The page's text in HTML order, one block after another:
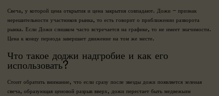
Свеча, у которой цена открытия и цена закрытия совпадают. Дожи – признак
нерешительности участников рынка, то есть говорит о приближении разворота
рынка. Если Дожи слишком часто встречается на графике, то не имеет значимости.
Цена к концу периода завершает движение на том же месте.
Что такое доджи надгробие и как его
использовать?
Стоит обратить внимание, что если сразу после звезды дожи появляется зеленая
свеча, образующая ценовой разрыв вверх, дожи перестает быть медвежьим